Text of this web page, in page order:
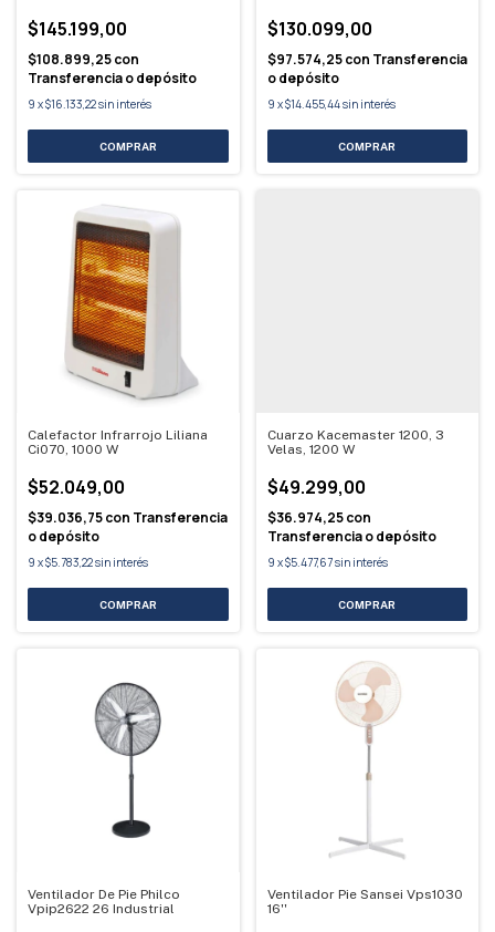
$145.199,00
$108.899,25con
Transferencia o depósito
9 x$16.133,22sin interés
$130.099,00
$97.574,25con Transferencia
o depósito
9 x$14.455,44sin interés
Calefactor Infrarrojo Liliana
Ci070, 1000 W
$52.049,00
$39.036,75con Transferencia
o depósito
9 x$5.783,22sin interés
Cuarzo Kacemaster 1200, 3
Velas, 1200 W
$49.299,00
$36.974,25con
Transferencia o depósito
9 x$5.477,67sin interés
Ventilador De Pie Philco
Vpip2622 26 Industrial
Ventilador Pie Sansei Vps1030
16''